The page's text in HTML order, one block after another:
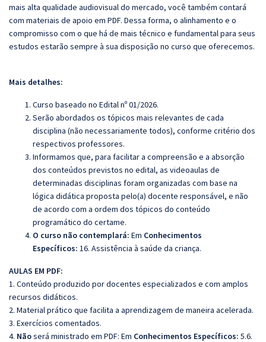
mais alta qualidade audiovisual do mercado, você também contará
com materiais de apoio em PDF. Dessa forma, o alinhamento e o
compromisso com o que há de mais técnico e fundamental para seus
estudos estarão sempre à sua disposição no curso que oferecemos.
Mais detalhes:
Curso baseado no Edital nº 01/2026.
Serão abordados os tópicos mais relevantes de cada
disciplina (não necessariamente todos), conforme critério dos
respectivos professores.
Informamos que, para facilitar a compreensão e a absorção
dos conteúdos previstos no edital, as videoaulas de
determinadas disciplinas foram organizadas com base na
lógica didática proposta pelo(a) docente responsável, e não
de acordo com a ordem dos tópicos do conteúdo
programático do certame.
O curso não contemplará: Em Conhecimentos
Específicos: 16. Assistência à saúde da criança.
AULAS EM PDF:
1. Conteúdo produzido por docentes especializados e com amplos
recursos didáticos.
2. Material prático que facilita a aprendizagem de maneira acelerada.
3. Exercícios comentados.
4. Nãoserá ministrado em PDF: Em Conhecimentos Específicos: 5.6.